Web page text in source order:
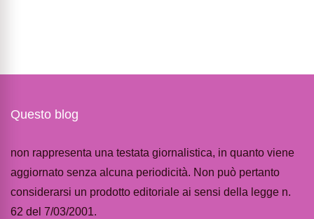
Questo blog
non rappresenta una testata giornalistica, in quanto viene
aggiornato senza alcuna periodicità. Non può pertanto
considerarsi un prodotto editoriale ai sensi della legge n.
62 del 7/03/2001.